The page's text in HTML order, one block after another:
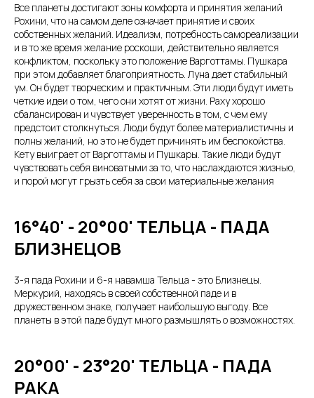
Все планеты достигают зоны комфорта и принятия желаний
Рохини, что на самом деле означает принятие и своих
собственных желаний. Идеализм, потребность самореализации
и в то же время желание роскоши, действительно является
конфликтом, поскольку это положение Варготтамы. Пушкара
при этом добавляет благоприятность. Луна дает стабильный
ум. Он будет творческим и практичным. Эти люди будут иметь
четкие идеи о том, чего они хотят от жизни. Раху хорошо
сбалансирован и чувствует уверенность в том, с чем ему
предстоит столкнуться. Люди будут более материалистичны и
полны желаний, но это не будет причинять им беспокойства.
Кету выиграет от Варготтамы и Пушкары. Такие люди будут
чувствовать себя виноватыми за то, что наслаждаются жизнью,
и порой могут грызть себя за свои материальные желания
16°40' - 20°00' ТЕЛЬЦА - ПАДА
БЛИЗНЕЦОВ
3-я пада Рохини и 6-я навамша Тельца - это Близнецы.
Меркурий, находясь в своей собственной паде и в
дружественном знаке, получает наибольшую выгоду. Все
планеты в этой паде будут много размышлять о возможностях.
20°00' - 23°20' ТЕЛЬЦА - ПАДА
РАКА